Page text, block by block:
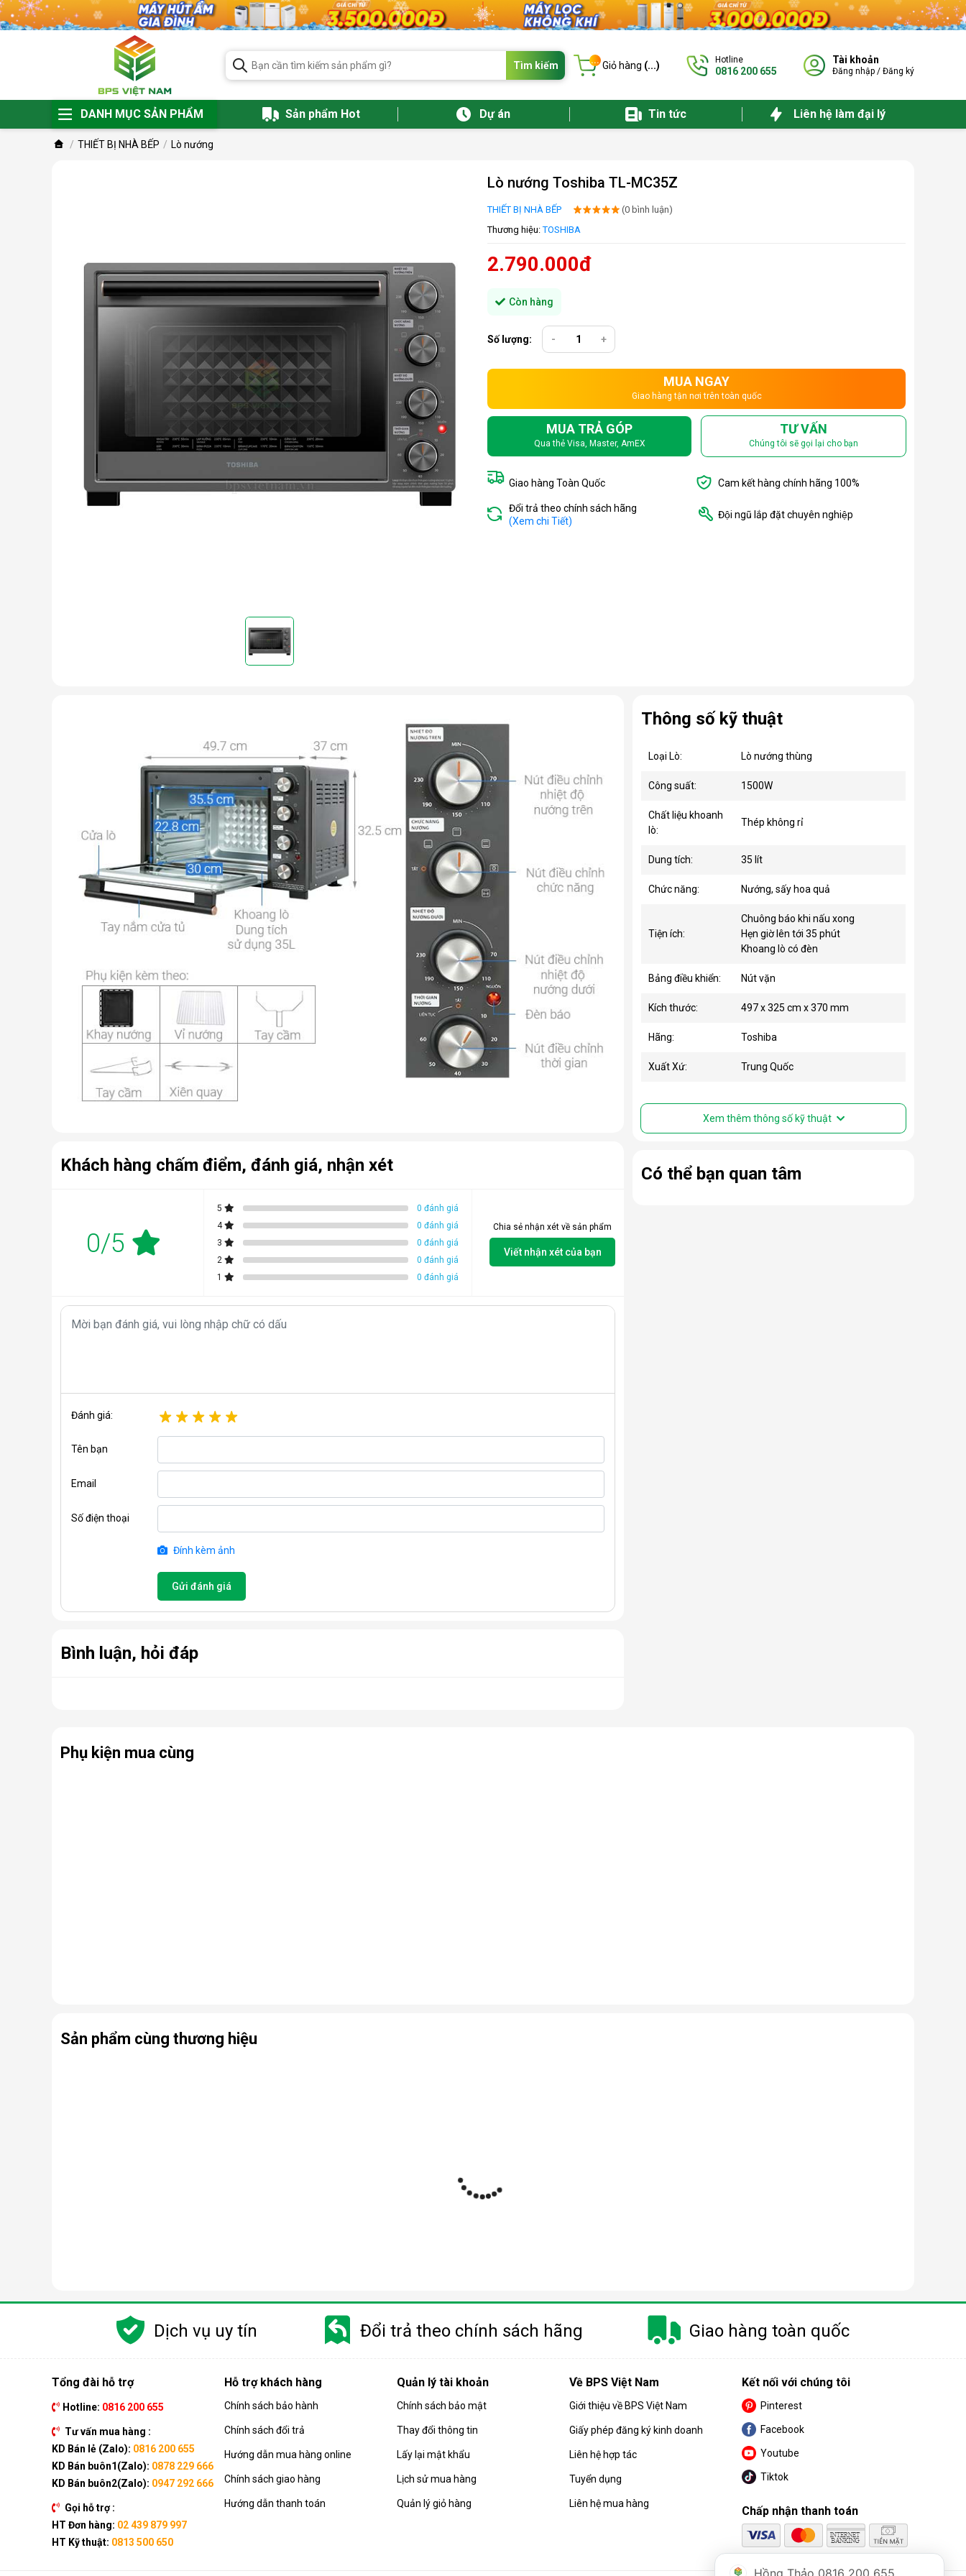
Tìm kiếm ... Giỏ hàng (...) Hotline
0816 200 655
Tài khoản
Đăng nhập / Đăng ký
DANH MỤC SẢN PHẨM Sản phẩm Hot Dự án Tin tức Liên hệ làm đại lý
THIẾT BỊ NHÀ BẾP Lò nướng
Lò nướng Toshiba TL-MC35Z
THIẾT BỊ NHÀ BẾP
(0 bình luận)
Thương hiệu:TOSHIBA
2.790.000đ
Còn hàng
Số lượng: - +
MUA NGAY
Giao hàng tận nơi trên toàn quốc
MUA TRẢ GÓP
Qua thẻ Visa, Master, AmEX
TƯ VẤN
Chúng tôi sẽ gọi lại cho bạn
Giao hàng Toàn Quốc Cam kết hàng chính hãng 100%
Đổi trả theo chính sách hãng
(Xem chi Tiết)
Đội ngũ lắp đặt chuyên nghiệp
Khách hàng chấm điểm, đánh giá, nhận xét
0/5
5
0 đánh giá
4
0 đánh giá
3
0 đánh giá
2
0 đánh giá
1
0 đánh giá
Chia sẻ nhận xét về sản phẩm
Viết nhận xét của bạn
Đánh giá:
Tên bạn
Email
Số điện thoại
Đính kèm ảnh
Gửi đánh giá
Bình luận, hỏi đáp
Thông số kỹ thuật
Loại Lò: Lò nướng thùng
Công suất: 1500W
Chất liệu khoanh
lò:
Thép không rỉ
Dung tích: 35 lít
Chức năng: Nướng, sấy hoa quả
Tiện ích:
Chuông báo khi nấu xong
Hẹn giờ lên tới 35 phút
Khoang lò có đèn
Bảng điều khiển: Nút vặn
Kích thước: 497 x 325 cm x 370 mm
Hãng: Toshiba
Xuất Xứ: Trung Quốc
Xem thêm thông số kỹ thuật
Có thể bạn quan tâm
Phụ kiện mua cùng
Sản phẩm cùng thương hiệu
Dịch vụ uy tín Đổi trả theo chính sách hãng Giao hàng toàn quốc
Tổng đài hỗ trợ
Hotline: 0816 200 655
Tư vấn mua hàng :
KD Bán lẻ (Zalo): 0816 200 655
KD Bán buôn1(Zalo): 0878 229 666
KD Bán buôn2(Zalo): 0947 292 666
Gọi hỗ trợ :
HT Đơn hàng: 02 439 879 997
HT Kỹ thuật: 0813 500 650
Hỗ trợ khách hàng
Chính sách bảo hành
Chính sách đổi trả
Hướng dẫn mua hàng online
Chính sách giao hàng
Hướng dẫn thanh toán
Quản lý tài khoản
Chính sách bảo mật
Thay đổi thông tin
Lấy lại mật khẩu
Lịch sử mua hàng
Quản lý giỏ hàng
Về BPS Việt Nam
Giới thiệu về BPS Việt Nam
Giấy phép đăng ký kinh doanh
Liên hệ hợp tác
Tuyển dụng
Liên hệ mua hàng
Kết nối với chúng tôi
Pinterest
Facebook
Youtube
Tiktok
Chấp nhận thanh toán
Hồng Thảo 0816 200 655